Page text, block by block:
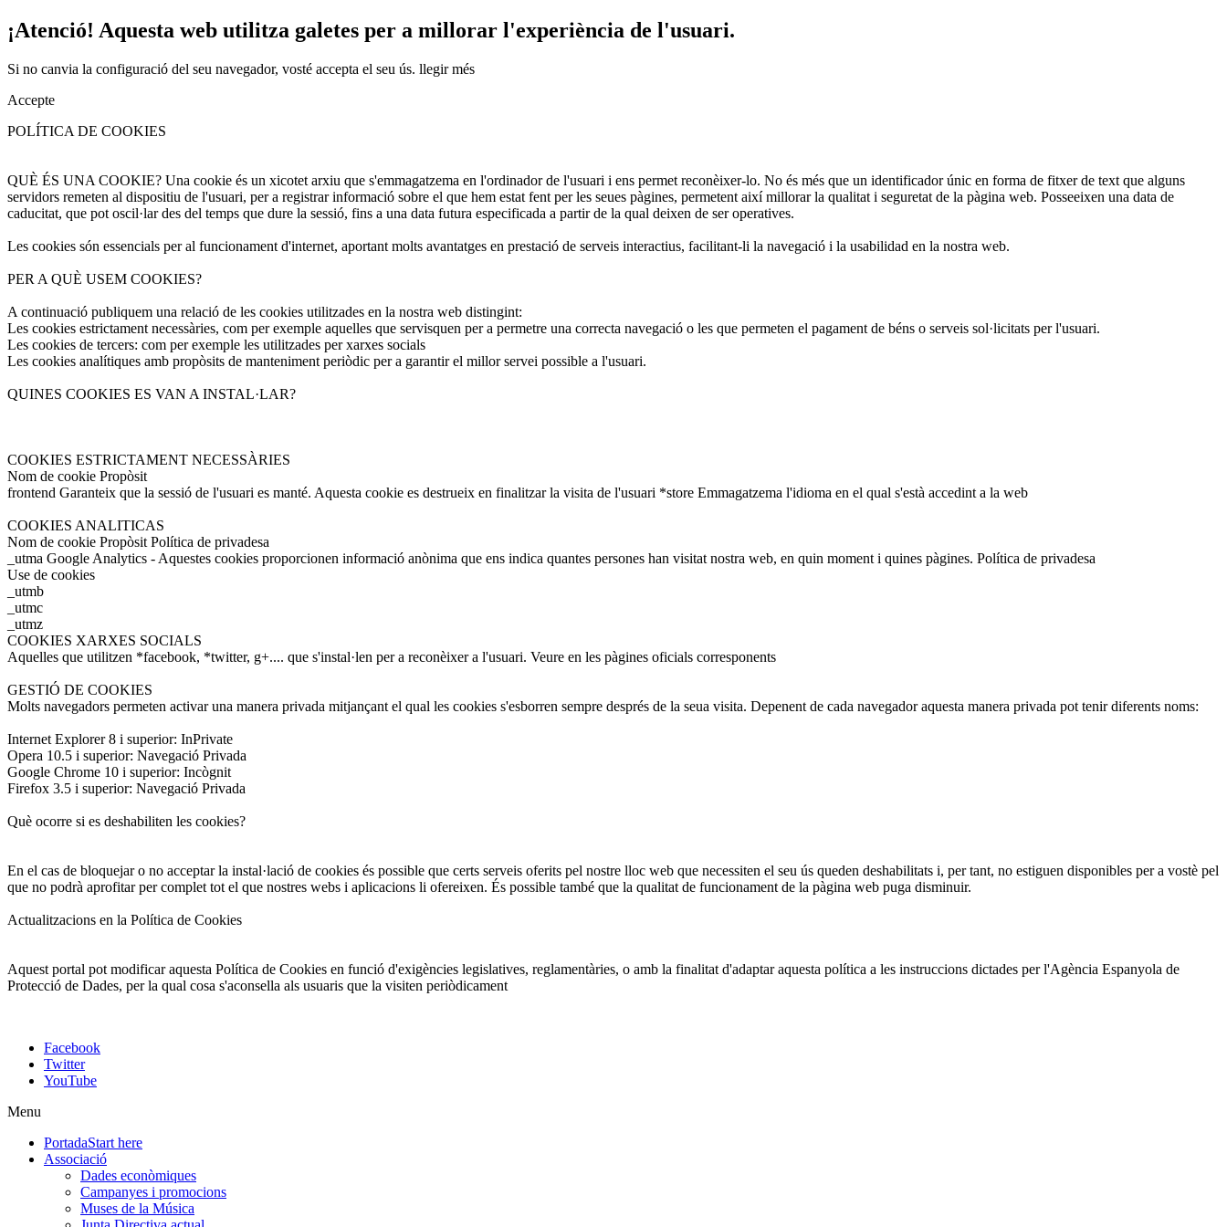
¡Atenció! Aquesta web utilitza galetes per a millorar l'experiència de l'usuari.
Si no canvia la configuració del seu navegador, vosté accepta el seu ús. llegir més
Accepte
POLÍTICA DE COOKIES
QUÈ ÉS UNA COOKIE? Una cookie és un xicotet arxiu que s'emmagatzema en l'ordinador de l'usuari i ens permet reconèixer-lo. No és més que un identificador únic en forma de fitxer de text que alguns
servidors remeten al dispositiu de l'usuari, per a registrar informació sobre el que hem estat fent per les seues pàgines, permetent així millorar la qualitat i seguretat de la pàgina web. Posseeixen una data de
caducitat, que pot oscil·lar des del temps que dure la sessió, fins a una data futura especificada a partir de la qual deixen de ser operatives.
Les cookies són essencials per al funcionament d'internet, aportant molts avantatges en prestació de serveis interactius, facilitant-li la navegació i la usabilidad en la nostra web.
PER A QUÈ USEM COOKIES?
A continuació publiquem una relació de les cookies utilitzades en la nostra web distingint:
Les cookies estrictament necessàries, com per exemple aquelles que servisquen per a permetre una correcta navegació o les que permeten el pagament de béns o serveis sol·licitats per l'usuari.
Les cookies de tercers: com per exemple les utilitzades per xarxes socials
Les cookies analítiques amb propòsits de manteniment periòdic per a garantir el millor servei possible a l'usuari.
QUINES COOKIES ES VAN A INSTAL·LAR?
COOKIES ESTRICTAMENT NECESSÀRIES
Nom de cookie Propòsit
frontend Garanteix que la sessió de l'usuari es manté. Aquesta cookie es destrueix en finalitzar la visita de l'usuari *store Emmagatzema l'idioma en el qual s'està accedint a la web
COOKIES ANALITICAS
Nom de cookie Propòsit Política de privadesa
_utma Google Analytics - Aquestes cookies proporcionen informació anònima que ens indica quantes persones han visitat nostra web, en quin moment i quines pàgines. Política de privadesa
Use de cookies
_utmb
_utmc
_utmz
COOKIES XARXES SOCIALS
Aquelles que utilitzen *facebook, *twitter, g+.... que s'instal·len per a reconèixer a l'usuari. Veure en les pàgines oficials corresponents
GESTIÓ DE COOKIES
Molts navegadors permeten activar una manera privada mitjançant el qual les cookies s'esborren sempre després de la seua visita. Depenent de cada navegador aquesta manera privada pot tenir diferents noms:
Internet Explorer 8 i superior: InPrivate
Opera 10.5 i superior: Navegació Privada
Google Chrome 10 i superior: Incògnit
Firefox 3.5 i superior: Navegació Privada
Què ocorre si es deshabiliten les cookies?
En el cas de bloquejar o no acceptar la instal·lació de cookies és possible que certs serveis oferits pel nostre lloc web que necessiten el seu ús queden deshabilitats i, per tant, no estiguen disponibles per a vostè pel
que no podrà aprofitar per complet tot el que nostres webs i aplicacions li ofereixen. És possible també que la qualitat de funcionament de la pàgina web puga disminuir.
Actualitzacions en la Política de Cookies
Aquest portal pot modificar aquesta Política de Cookies en funció d'exigències legislatives, reglamentàries, o amb la finalitat d'adaptar aquesta política a les instruccions dictades per l'Agència Espanyola de
Protecció de Dades, per la qual cosa s'aconsella als usuaris que la visiten periòdicament
Facebook
Twitter
YouTube
Menu
PortadaStart here
Associació
Dades econòmiques
Campanyes i promocions
Muses de la Música